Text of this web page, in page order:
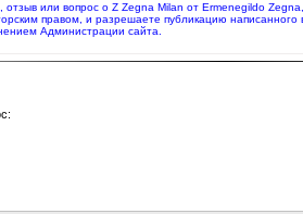
или вопрос о Z Zegna Milan от Ermenegildo
правом, и разрешаете публикацию
Администрации сайта.